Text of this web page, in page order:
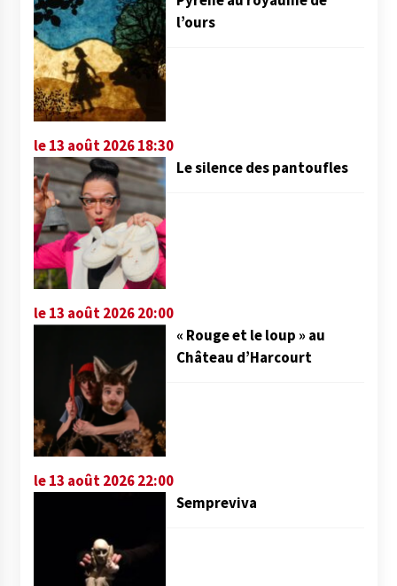
l’ours
le 13 août 2026 18:30
Le silence des pantoufles
le 13 août 2026 20:00
« Rouge et le loup » au
Château d’Harcourt
le 13 août 2026 22:00
Sempreviva